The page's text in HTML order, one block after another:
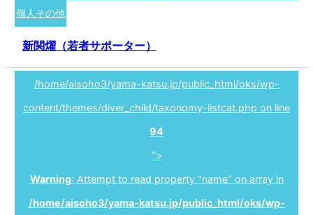
個人その他
新関燿（若者サポーター）
/home/aisoho3/yama-katsu.jp/public_html/oks/wp-
content/themes/diver_child/taxonomy-listcat.php on line
94
">
Warning: Attempt to read property "name" on array in
/home/aisoho3/yama-katsu.jp/public_html/oks/wp-